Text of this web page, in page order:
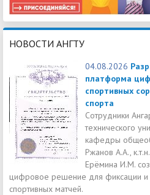
НОВОСТИ АНГТУ
04.08.2026
платформа
спортивных
спорта
Сотрудники
технического
кафедры
Ржанов А.А.,
Ерёмина И.М.
цифровое решение для фиксации и
спортивных матчей.